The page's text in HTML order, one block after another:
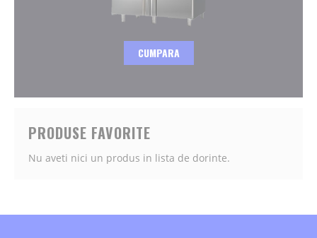
CUMPARA
PRODUSE FAVORITE
Nu aveti nici un produs in lista de dorinte.